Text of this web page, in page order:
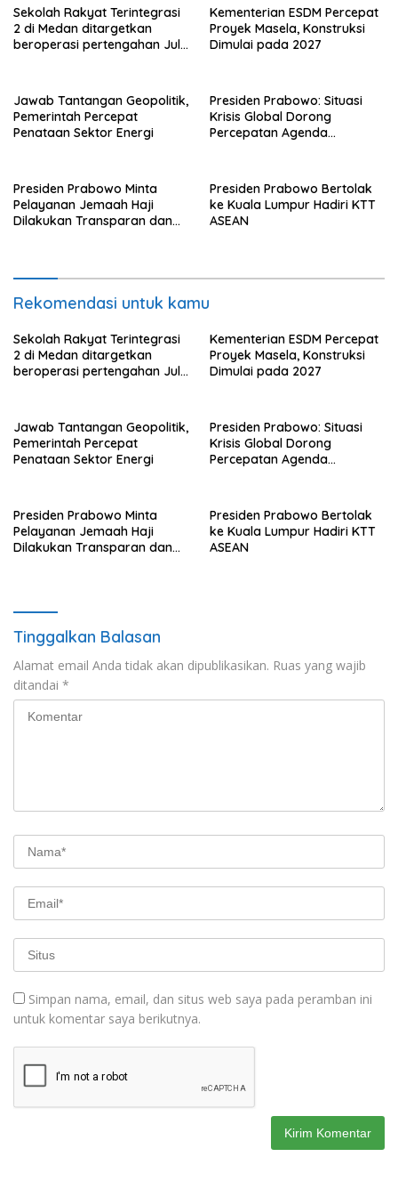
Sekolah Rakyat Terintegrasi
2 di Medan ditargetkan
beroperasi pertengahan Juli
Kementerian ESDM Percepat
Proyek Masela, Konstruksi
Dimulai pada 2027
Jawab Tantangan Geopolitik,
Pemerintah Percepat
Penataan Sektor Energi
Presiden Prabowo: Situasi
Krisis Global Dorong
Percepatan Agenda
Presiden Prabowo Minta
Pelayanan Jemaah Haji
Dilakukan Transparan dan
Presiden Prabowo Bertolak
ke Kuala Lumpur Hadiri KTT
ASEAN
Rekomendasi untuk kamu
Sekolah Rakyat Terintegrasi
2 di Medan ditargetkan
beroperasi pertengahan Juli
Kementerian ESDM Percepat
Proyek Masela, Konstruksi
Dimulai pada 2027
Jawab Tantangan Geopolitik,
Pemerintah Percepat
Penataan Sektor Energi
Presiden Prabowo: Situasi
Krisis Global Dorong
Percepatan Agenda
Presiden Prabowo Minta
Pelayanan Jemaah Haji
Dilakukan Transparan dan
Presiden Prabowo Bertolak
ke Kuala Lumpur Hadiri KTT
ASEAN
Tinggalkan Balasan
Alamat email Anda tidak akan dipublikasikan. Ruas yang wajib
ditandai *
Simpan nama, email, dan situs web saya pada peramban ini
untuk komentar saya berikutnya.